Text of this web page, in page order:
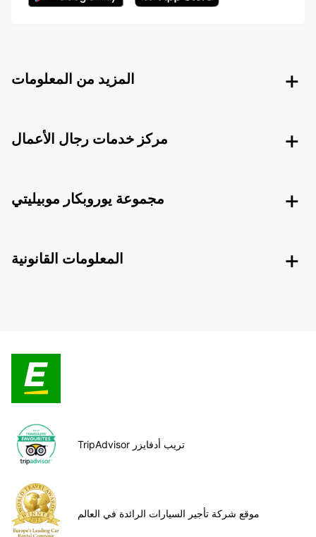
المزيد من المعلومات
مركز خدمات رجال الأعمال
مجموعة يوروبكار موبيليتي
المعلومات القانونية
TripAdvisor تريب أدفايزر
موقع شركة تأجير السيارات الرائدة في العالم